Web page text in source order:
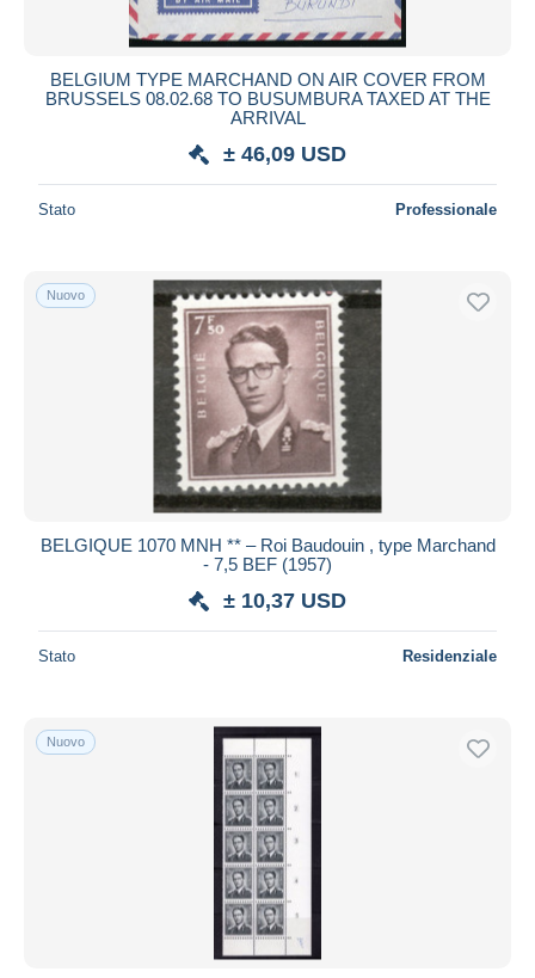
BELGIUM TYPE MARCHAND ON AIR COVER FROM
BRUSSELS 08.02.68 TO BUSUMBURA TAXED AT THE
ARRIVAL
± 46,09 USD
Stato Professionale
Nuovo
BELGIQUE 1070 MNH ** – Roi Baudouin , type Marchand
- 7,5 BEF (1957)
± 10,37 USD
Stato Residenziale
Nuovo